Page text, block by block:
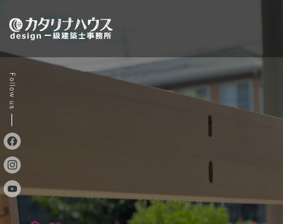
content